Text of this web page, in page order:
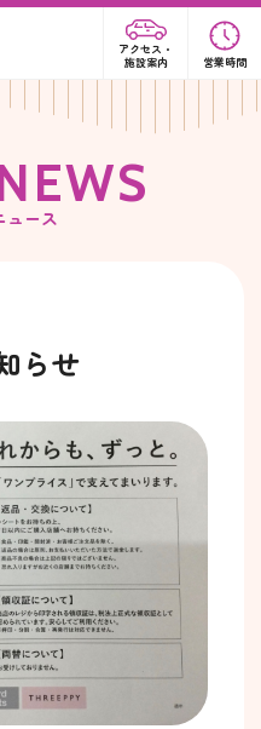
アクセス・
施設案内
営業時間
EWS
ュース
らせ